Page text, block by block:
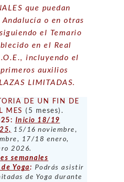
que puedan
o en otras
el Temario
en el Real
incluyendo el
auxilios
LIMITADAS.
DE UN FIN DE
MES (5 meses).
Inicio 18/19
15/16 noviembre,
17/18 enero,
2026.
semanales
de Yoga: Podrás asistir
de Yoga durante